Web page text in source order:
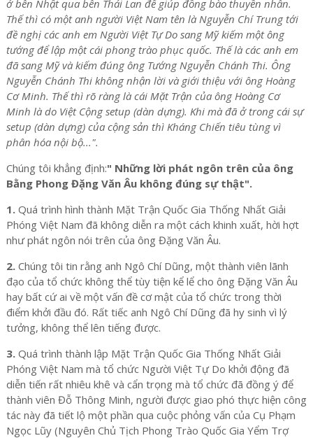
ở bên Nhật qua bên Thái Lan để giúp đồng bào thuyền nhân.
Thế thì có một anh người Việt Nam tên là Nguyễn Chí Trung tới
đề nghị các anh em Người Việt Tự Do sang Mỹ kiếm một ông
tướng để lập một cái phong trào phục quốc. Thế là các anh em
đã sang Mỹ và kiếm đúng ông Tướng Nguyễn Chánh Thi. Ông
Nguyễn Chánh Thi không nhận lời và giới thiệu với ông Hoàng
Cơ Minh. Thế thì rõ ràng là cái Mặt Trận của ông Hoàng Cơ
Minh là do Việt Cộng setup (dàn dựng). Khi mà đã ở trong cái sự
setup (dàn dựng) của cộng sản thì Kháng Chiến tiêu tùng vì
phân hóa nội bộ...".
Chúng tôi khẳng định:" Những lời phát ngôn trên của ông
Bằng Phong Đặng Văn Âu không đúng sự thật".
1.Quá trình hình thành Mặt Trận Quốc Gia Thống Nhất Giải
Phóng Việt Nam đã không diễn ra một cách khinh xuất, hời hợt
như phát ngôn nói trên của ông Đặng Văn Âu.
2. Chúng tôi tin rằng anh Ngô Chí Dũng, một thành viên lãnh
đạo của tổ chức không thể tùy tiện kể lể cho ông Đặng Văn Âu
hay bất cứ ai về một vấn đề cơ mật của tổ chức trong thời
điểm khởi đầu đó. Rất tiếc anh Ngô Chí Dũng đã hy sinh vì lý
tưởng, không thể lên tiếng được.
3. Quá trình thành lập Mặt Trận Quốc Gia Thống Nhất Giải
Phóng Việt Nam mà tổ chức Người Việt Tự Do khởi động đã
diễn tiến rất nhiêu khê và cẩn trọng mà tổ chức đã đồng ý để
thành viên Đỗ Thông Minh, người được giao phó thực hiện công
tác này đã tiết lộ một phần qua cuộc phỏng vấn của Cụ Phạm
Ngọc Lũy (Nguyên Chủ Tịch Phong Trào Quốc Gia Yểm Trợ